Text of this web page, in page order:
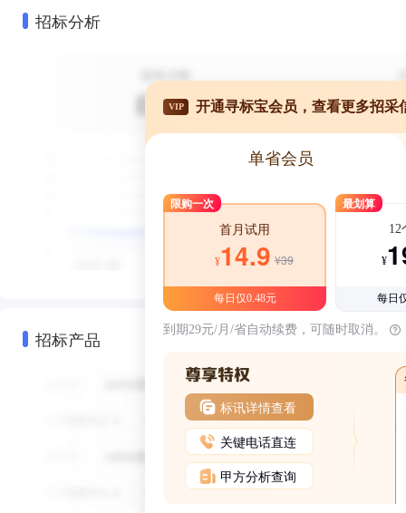
招标分析
招标产品
VIP 开通寻标宝会员，查看更多招采
单省会员
限购一次
首月试用
¥14.9 ¥39
每日仅0.48元
最划算
12
¥
每日
到期29元/月/省自动续费，可随时取消。
标讯详情查看
关键电话直连
甲方分析查询